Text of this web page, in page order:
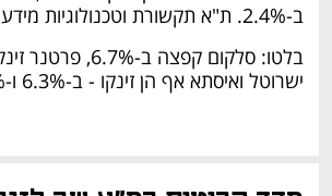
ב-2.4%. ת"א תקשורת וטכנולוגיות מידע טיפס ב-2.3%.
ישרוטל ואיסתא אף הן זינקו - ב-6.3% ו-5.2% בהתאמה.